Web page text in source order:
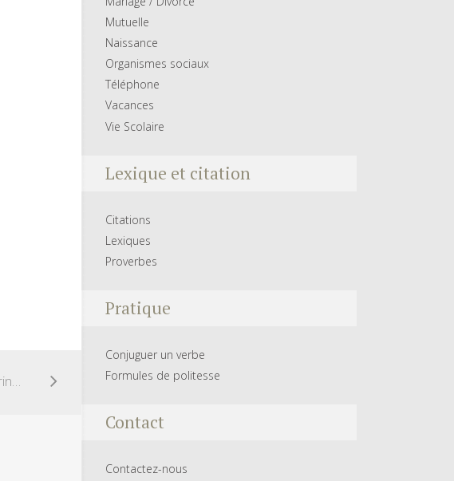
Lettre de motivation Assistant vétérinaire
Mutuelle
Naissance
Organismes sociaux
Téléphone
Vacances
Vie Scolaire
Lexique et citation
Citations
Lexiques
Proverbes
Pratique
Conjuguer un verbe
Formules de politesse
Contact
Contactez-nous